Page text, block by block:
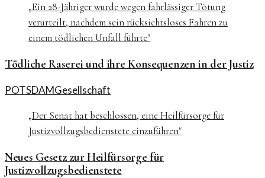
„Ein 28-Jähriger wurde wegen fahrlässiger Tötung
verurteilt, nachdem sein rücksichtsloses Fahren zu
einem tödlichen Unfall führte"
Tödliche Raserei und ihre Konsequenzen in der Justiz
POTSDAMGesellschaft
„Der Senat hat beschlossen, eine Heilfürsorge für
Justizvollzugsbedienstete einzuführen"
Neues Gesetz zur Heilfürsorge für
Justizvollzugsbedienstete